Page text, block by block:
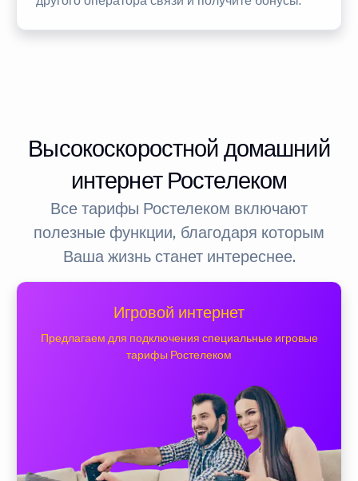
Высокоскоростной домашний
интернет Ростелеком
Все тарифы Ростелеком включают
полезные функции, благодаря которым
Ваша жизнь станет интереснее.
Игровой интернет
Предлагаем для подключения специальные игровые
тарифы Ростелеком